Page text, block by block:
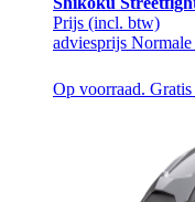
Prijs (incl. btw)
adviesprijs
Op voorraad.